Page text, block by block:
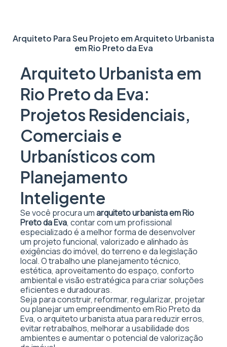
Arquiteto Para Seu Projeto emArquiteto Urbanista
em Rio Preto da Eva
Arquiteto Urbanista em
Rio Preto da Eva:
Projetos Residenciais,
Comerciais e
Urbanísticos com
Planejamento
Inteligente
Se você procura umarquiteto urbanista em Rio
Preto da Eva, contar com um profissional
especializado é a melhor forma de desenvolver
um projeto funcional, valorizado e alinhado às
exigências do imóvel, do terreno e da legislação
local. O trabalho une planejamento técnico,
estética, aproveitamento do espaço, conforto
ambiental e visão estratégica para criar soluções
eficientes e duradouras.
Seja para construir, reformar, regularizar, projetar
ou planejar um empreendimento em Rio Preto da
Eva, o arquiteto urbanista atua para reduzir erros,
evitar retrabalhos, melhorar a usabilidade dos
ambientes e aumentar o potencial de valorização